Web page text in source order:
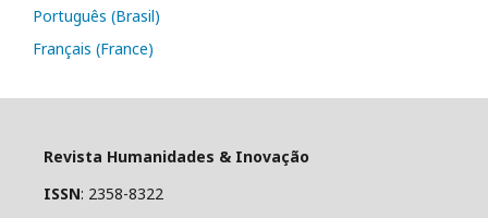
Português (Brasil)
Français (France)
Revista Humanidades & Inovação
ISSN: 2358-8322